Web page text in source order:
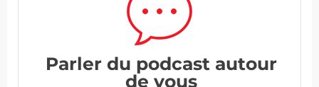
Parler du podcast autour
de vous